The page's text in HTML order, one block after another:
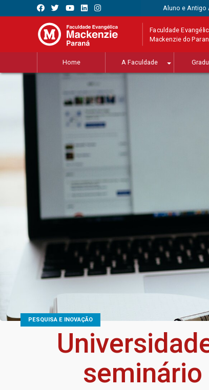
Aluno e Antigo
Faculdade
Mackenzie do
Home A Faculdade
PESQUISA E INOVAÇÃO